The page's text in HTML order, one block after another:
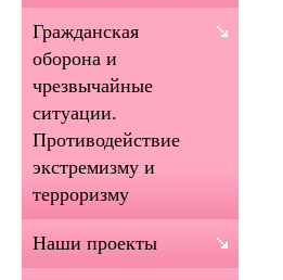
Гражданская
оборона и
чрезвычайные
ситуации.
Противодействие
экстремизму и
терроризму
Наши проекты